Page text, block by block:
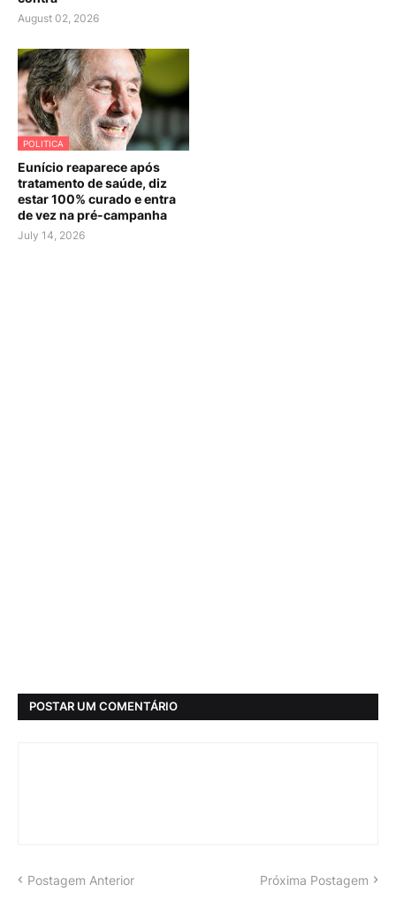
August 02, 2026
POLITICA
Eunício reaparece após
tratamento de saúde, diz
estar 100% curado e entra
de vez na pré-campanha
July 14, 2026
POSTAR UM COMENTÁRIO
Postagem Anterior Próxima Postagem